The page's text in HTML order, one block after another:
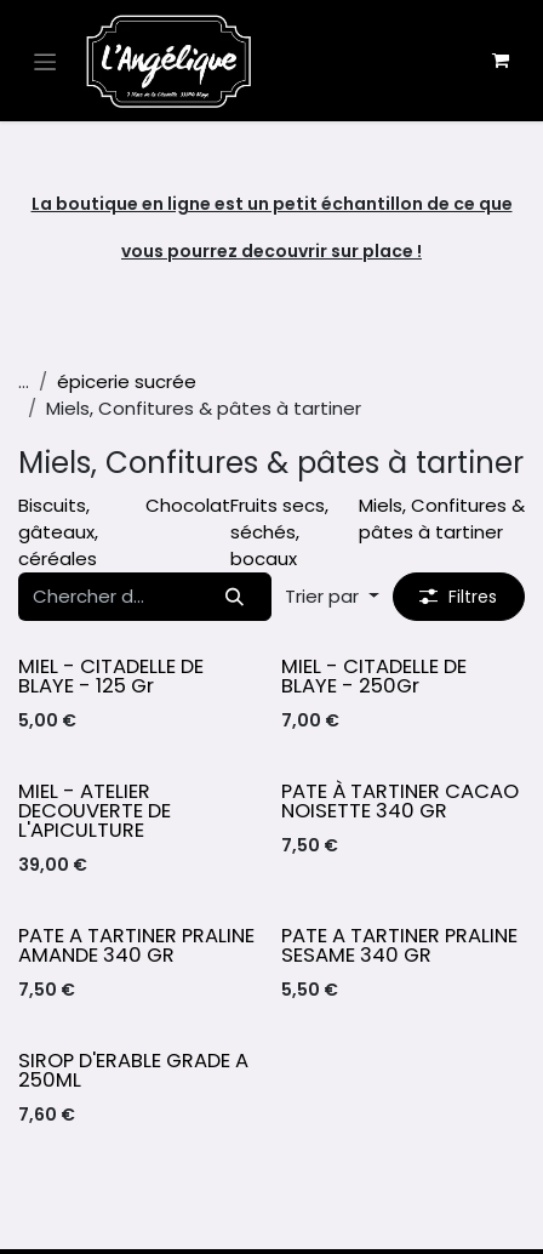
Se rendre au contenu
La boutique en ligne est un petit échantillon de ce que
vous pourrez decouvrir sur place !
...
épicerie sucrée
Miels, Confitures & pâtes à tartiner
Miels, Confitures & pâtes à tartiner
Biscuits,
gâteaux,
céréales
ChocolatFruits secs,
séchés,
bocaux
Miels, Confitures &
pâtes à tartiner
Trier par Filtres
MIEL - CITADELLE DE
BLAYE - 125 Gr
5,00 €
MIEL - CITADELLE DE
BLAYE - 250Gr
7,00 €
MIEL - ATELIER
DECOUVERTE DE
L'APICULTURE
39,00 €
PATE À TARTINER CACAO
NOISETTE 340 GR
7,50 €
PATE A TARTINER PRALINE
AMANDE 340 GR
7,50 €
PATE A TARTINER PRALINE
SESAME 340 GR
5,50 €
SIROP D'ERABLE GRADE A
250ML
7,60 €